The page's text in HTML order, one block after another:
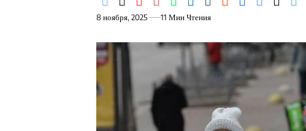
8 ноября, 2025 11 Мин Чтения